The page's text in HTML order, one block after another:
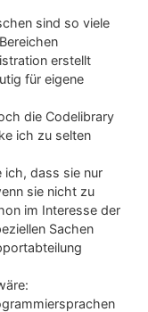
sind so viele
erstellt
für eigene
die Codelibrary
ich zu selten
ich, dass sie nur
sie nicht zu
im Interesse der
Sachen